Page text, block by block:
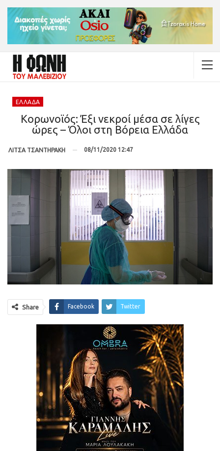
ΕΛΛΆΔΑ
Κορωνοϊός: Έξι νεκροί μέσα σε λίγες
ώρες – Όλοι στη Βόρεια Ελλάδα
ΛΙΤΣΑ ΤΣΑΝΤΗΡΑΚΗ 08/11/2020 12:47
Share Facebook Twitter